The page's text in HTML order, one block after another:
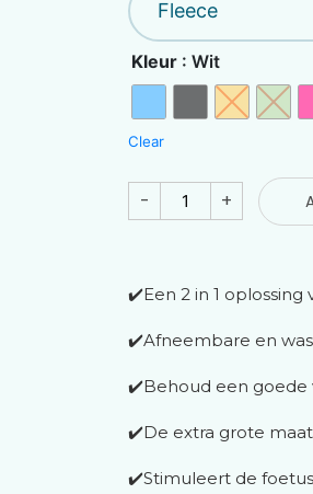
Kleur : Wit
Clear
- +
✔️Een 2 in 1 oplossing
✔️Afneembare en
✔️Behoud een goede
✔️De extra grote
✔️Stimuleert de